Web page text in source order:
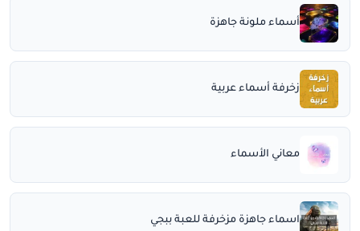
أسماء ملونة جاهزة
زخرفة أسماء عربية
معاني الأسماء
اسماء جاهزة مزخرفة للعبة ببجي